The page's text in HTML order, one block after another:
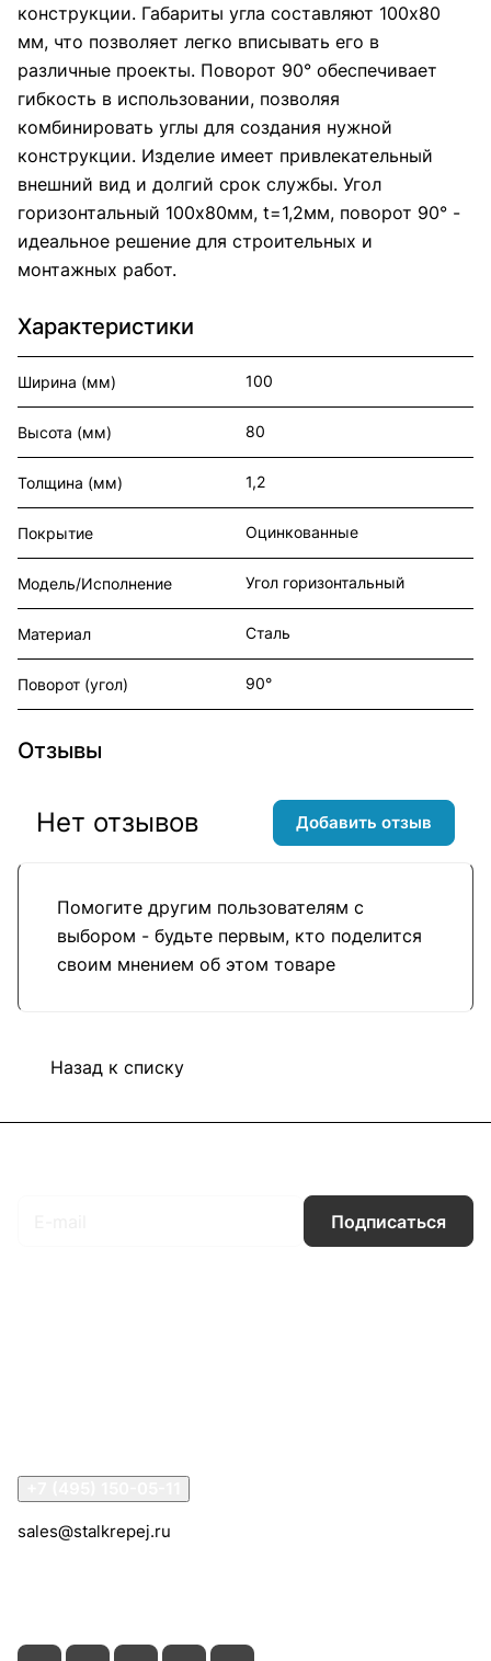
конструкции. Габариты угла составляют 100x80
мм, что позволяет легко вписывать его в
различные проекты. Поворот 90° обеспечивает
гибкость в использовании, позволяя
комбинировать углы для создания нужной
конструкции. Изделие имеет привлекательный
внешний вид и долгий срок службы. Угол
горизонтальный 100x80мм, t=1,2мм, поворот 90° -
идеальное решение для строительных и
монтажных работ.
Характеристики
Ширина (мм) 100
Высота (мм) 80
Толщина (мм) 1,2
Покрытие Оцинкованные
Модель/Исполнение Угол горизонтальный
Материал Сталь
Поворот (угол) 90°
Отзывы
Помогите другим пользователям с
выбором - будьте первым, кто поделится
своим мнением об этом товаре
Нет отзывов Добавить отзыв
Назад к списку
Подписаться
sales@stalkrepej.ru